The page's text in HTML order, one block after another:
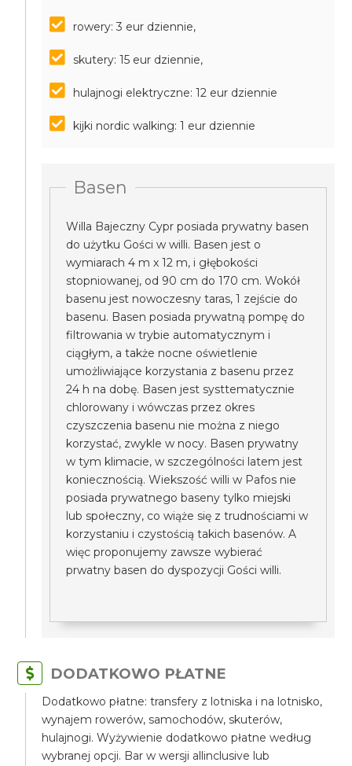
rowery: 3 eur dziennie,
skutery: 15 eur dziennie,
hulajnogi elektryczne: 12 eur dziennie
kijki nordic walking: 1 eur dziennie
Basen
Willa Bajeczny Cypr posiada prywatny basen
do użytku Gości w willi. Basen jest o
wymiarach 4 m x 12 m, i głębokości
stopniowanej, od 90 cm do 170 cm. Wokół
basenu jest nowoczesny taras, 1 zejście do
basenu. Basen posiada prywatną pompę do
filtrowania w trybie automatycznym i
ciągłym, a także nocne oświetlenie
umożliwiające korzystania z basenu przez
24 h na dobę. Basen jest systtematycznie
chlorowany i wówczas przez okres
czyszczenia basenu nie można z niego
korzystać, zwykle w nocy. Basen prywatny
w tym klimacie, w szczególności latem jest
koniecznością. Wiekszość willi w Pafos nie
posiada prywatnego baseny tylko miejski
lub społeczny, co wiąże się z trudnościami w
korzystaniu i czystością takich basenów. A
więc proponujemy zawsze wybierać
prwatny basen do dyspozycji Gości willi.
DODATKOWO PŁATNE
Dodatkowo płatne: transfery z lotniska i na lotnisko,
wynajem rowerów, samochodów, skuterów,
hulajnogi. Wyżywienie dodatkowo płatne według
wybranej opcji. Bar w wersji allinclusive lub